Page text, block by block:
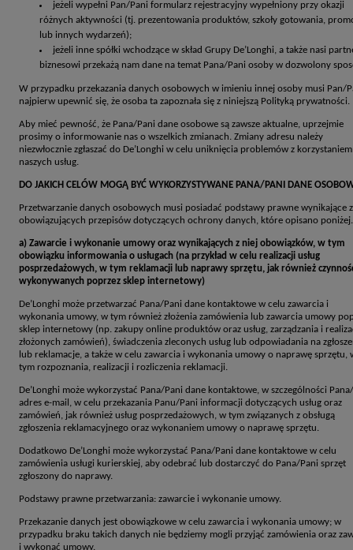
jeżeli wypełni Pan/Pani formularz rejestracyjny wypełniony przy okazji
różnych aktywności (tj. prezentowania produktów, szkoły gotowania,
lub innych wydarzeń);
jeżeli inne spółki wchodzące w skład Grupy De’Longhi, a także nasi
biznesowi przekażą nam dane na temat Pana/Pani osoby w dozwolony
W przypadku przekazania danych osobowych w imieniu innej osoby musi Pan/
najpierw upewnić się, że osoba ta zapoznała się z niniejszą Polityką prywatności.
Aby mieć pewność, że Pana/Pani dane osobowe są zawsze aktualne, uprzejmie
prosimy o informowanie nas o wszelkich zmianach. Zmiany adresu należy
niezwłocznie zgłaszać do De’Longhi w celu uniknięcia problemów z korzystaniem
naszych usług.
DO JAKICH CELÓW MOGĄ BYĆ WYKORZYSTYWANE PANA/PANI DANE
Przetwarzanie danych osobowych musi posiadać podstawy prawne wynikające z
obowiązujących przepisów dotyczących ochrony danych, które opisano poniżej.
a) Zawarcie i wykonanie umowy oraz wynikających z niej obowiązków, w tym
obowiązku informowania o usługach (na przykład w celu realizacji usług
posprzedażowych, w tym reklamacji lub naprawy sprzętu, jak również
wykonywanych poprzez sklep internetowy)
De’Longhi może przetwarzać Pana/Pani dane kontaktowe w celu zawarcia i
wykonania umowy, w tym również złożenia zamówienia lub zawarcia umowy
sklep internetowy (np. zakupy online produktów oraz usług, zarządzania i
złożonych zamówień), świadczenia zleconych usług lub odpowiadania na
lub reklamacje, a także w celu zawarcia i wykonania umowy o naprawę sprzętu,
tym rozpoznania, realizacji i rozliczenia reklamacji.
De’Longhi może wykorzystać Pana/Pani dane kontaktowe, w szczególności
adres e-mail, w celu przekazania Panu/Pani informacji dotyczących usług oraz
zamówień, jak również usług posprzedażowych, w tym związanych z obsługą
zgłoszenia reklamacyjnego oraz wykonaniem umowy o naprawę sprzętu.
Dodatkowo De’Longhi może wykorzystać Pana/Pani dane kontaktowe w celu
zamówienia usługi kurierskiej, aby odebrać lub dostarczyć do Pana/Pani sprzęt
zgłoszony do naprawy.
Podstawy prawne przetwarzania: zawarcie i wykonanie umowy.
Przekazanie danych jest obowiązkowe w celu zawarcia i wykonania umowy; w
przypadku braku takich danych nie będziemy mogli przyjąć zamówienia oraz
i wykonać umowy.